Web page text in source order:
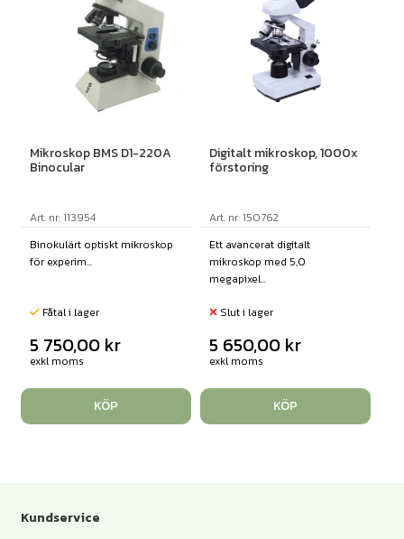
Mikroskop BMS D1-220A
Binocular
Art. nr: 113954
Binokulärt optiskt mikroskop
för experim...
Fåtal i lager
5 750,00 kr
exkl moms
KÖP
Digitalt mikroskop, 1000x
förstoring
Art. nr: 150762
Ett avancerat digitalt
mikroskop med 5,0
megapixel...
Slut i lager
5 650,00 kr
exkl moms
KÖP
Kundservice